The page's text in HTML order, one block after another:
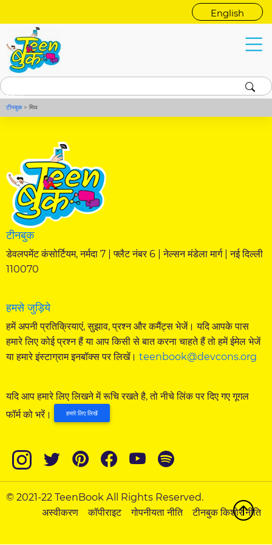
English
मिथ
टीनबुक>मिथ
टीनबुक
डेवलपमेंट कंसोर्टियम, नर्मदा 7 | फ्लैट नंबर 6 | नेल्सन मंडेला मार्ग | नई दिल्ली
110070
हमसे जुड़िये
हमें अपनी प्रतिक्रियाएं, सुझाव, प्रश्न और कमैंट्स भेजें। यदि आपके पास
हमारे लिए कोई प्रश्न हैं या आप किसी से बात करना चाहते हैं तो हमें ईमेल भेजें
या हमारे इंस्टाग्राम इनबॉक्स पर लिखें।teenbook@devcons.org
यदि आप हमारे लिए लिखने में रूचि रखते है, तो नीचे लिंक पर दिए गए गूगल
फॉर्म को भरें।
हमारे लिए लिखें
© 2021-22 TeenBook All Rights Reserved.
अस्वीकरण
कॉपीराइट गोपनीयता नीति टीनबुक किशोर नीति